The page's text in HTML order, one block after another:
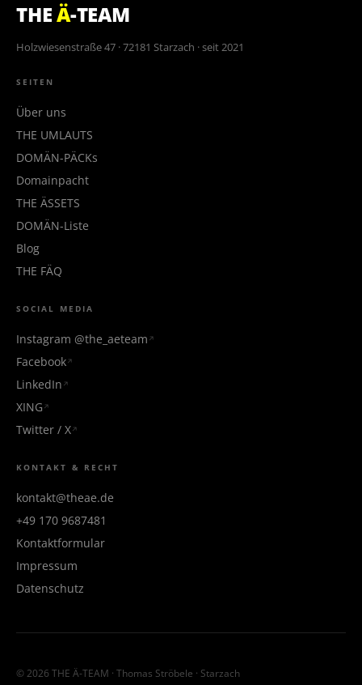
THEÄ-TEAM
Holzwiesenstraße 47 · 72181 Starzach · seit 2021
SEITEN
Über uns
THE UMLAUTS
DOMÄN-PÄCKs
Domainpacht
THE ÄSSETS
DOMÄN-Liste
Blog
THE FÄQ
SOCIAL MEDIA
Instagram @the_aeteam
Facebook
LinkedIn
XING
Twitter / X
KONTAKT & RECHT
kontakt@theae.de
+49 170 9687481
Kontaktformular
Impressum
Datenschutz
© 2026 THE Ä-TEAM · Thomas Ströbele · Starzach